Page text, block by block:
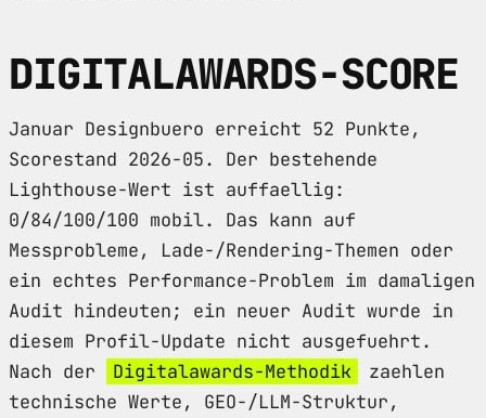
DIGITALAWARDS-SCORE
Januar Designbuero erreicht 52 Punkte,
Scorestand 2026-05. Der bestehende
Lighthouse-Wert ist auffaellig:
0/84/100/100 mobil. Das kann auf
Messprobleme, Lade-/Rendering-Themen oder
ein echtes Performance-Problem im damaligen
Audit hindeuten; ein neuer Audit wurde in
diesem Profil-Update nicht ausgefuehrt.
Nach der
Digitalawards-Methodik
zaehlen
technische Werte, GEO-/LLM-Struktur,